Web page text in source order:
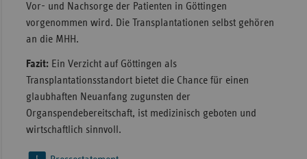
Vor- und Nachsorge der Patienten in Göttingen
vorgenommen wird. Die Transplantationen selbst gehören
an die MHH.
Fazit:Ein Verzicht auf Göttingen als
Transplantationsstandort bietet die Chance für einen
glaubhaften Neuanfang zugunsten der
Organspendebereitschaft, ist medizinisch geboten und
wirtschaftlich sinnvoll.